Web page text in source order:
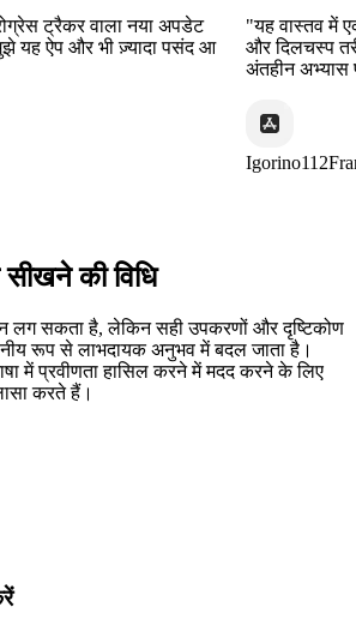
वाला नया अपडेट
भी ज़्यादा पसंद आ
"यह वास्तव में एक
और दिलचस्प तरीकों की
अंतहीन अभ्यास प्रदान
Igorino112France
की विधि
लग सकता है, लेकिन सही उपकरणों और दृष्टिकोण
रूप से लाभदायक अनुभव में बदल जाता है।
में प्रवीणता हासिल करने में मदद करने के लिए
करते हैं।